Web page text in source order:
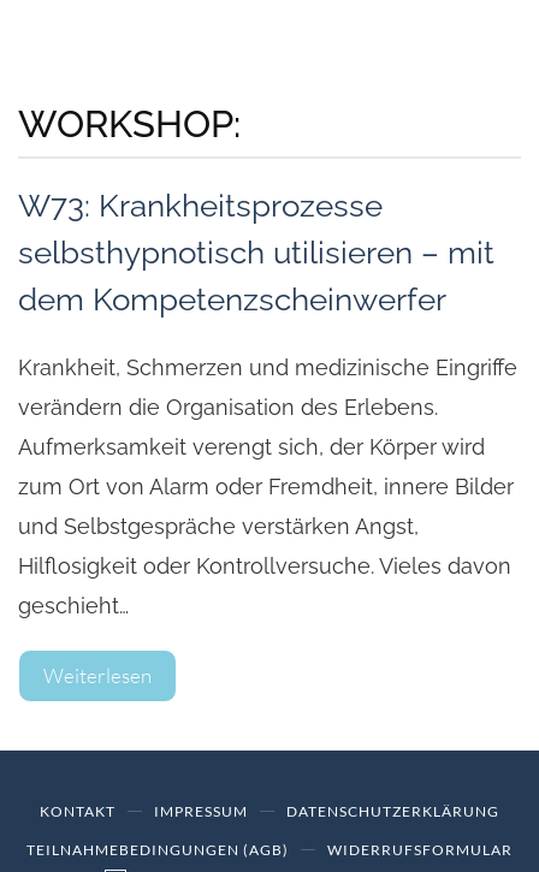
WORKSHOP:
W73: Krankheitsprozesse
selbsthypnotisch utilisieren – mit
dem Kompetenzscheinwerfer
Krankheit, Schmerzen und medizinische Eingriffe
verändern die Organisation des Erlebens.
Aufmerksamkeit verengt sich, der Körper wird
zum Ort von Alarm oder Fremdheit, innere Bilder
und Selbstgespräche verstärken Angst,
Hilflosigkeit oder Kontrollversuche. Vieles davon
geschieht…
Weiterlesen
KONTAKT IMPRESSUM DATENSCHUTZERKLÄRUNG
TEILNAHMEBEDINGUNGEN (AGB)
WIDERRUFSFORMULAR